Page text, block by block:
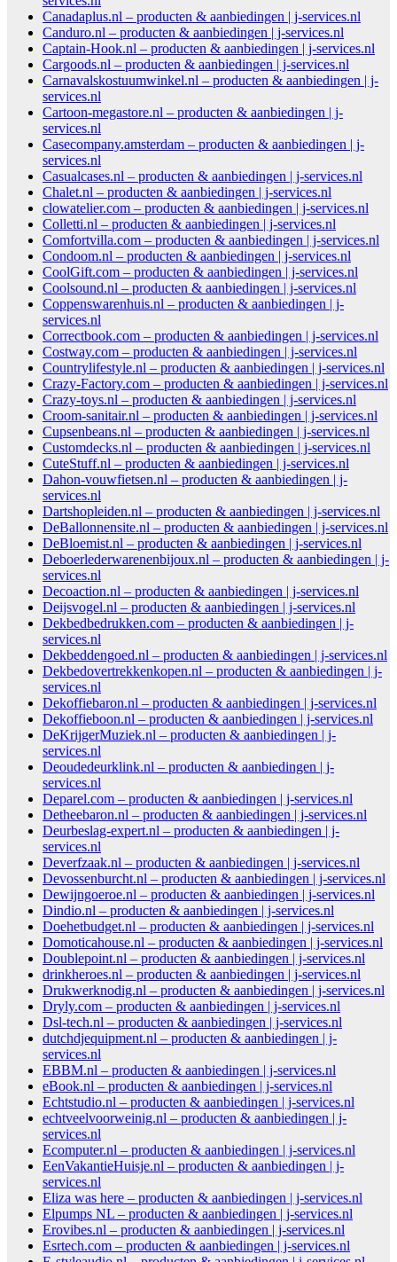
Canadaplus.nl – producten & aanbiedingen | j-services.nl
Canduro.nl – producten & aanbiedingen | j-services.nl
Captain-Hook.nl – producten & aanbiedingen | j-services.nl
Cargoods.nl – producten & aanbiedingen | j-services.nl
Carnavalskostuumwinkel.nl – producten & aanbiedingen | j-
services.nl
Cartoon-megastore.nl – producten & aanbiedingen | j-
services.nl
Casecompany.amsterdam – producten & aanbiedingen | j-
services.nl
Casualcases.nl – producten & aanbiedingen | j-services.nl
Chalet.nl – producten & aanbiedingen | j-services.nl
clowatelier.com – producten & aanbiedingen | j-services.nl
Colletti.nl – producten & aanbiedingen | j-services.nl
Comfortvilla.com – producten & aanbiedingen | j-services.nl
Condoom.nl – producten & aanbiedingen | j-services.nl
CoolGift.com – producten & aanbiedingen | j-services.nl
Coolsound.nl – producten & aanbiedingen | j-services.nl
Coppenswarenhuis.nl – producten & aanbiedingen | j-
services.nl
Correctbook.com – producten & aanbiedingen | j-services.nl
Costway.com – producten & aanbiedingen | j-services.nl
Countrylifestyle.nl – producten & aanbiedingen | j-services.nl
Crazy-Factory.com – producten & aanbiedingen | j-services.nl
Crazy-toys.nl – producten & aanbiedingen | j-services.nl
Croom-sanitair.nl – producten & aanbiedingen | j-services.nl
Cupsenbeans.nl – producten & aanbiedingen | j-services.nl
Customdecks.nl – producten & aanbiedingen | j-services.nl
CuteStuff.nl – producten & aanbiedingen | j-services.nl
Dahon-vouwfietsen.nl – producten & aanbiedingen | j-
services.nl
Dartshopleiden.nl – producten & aanbiedingen | j-services.nl
DeBallonnensite.nl – producten & aanbiedingen | j-services.nl
DeBloemist.nl – producten & aanbiedingen | j-services.nl
Deboerlederwarenenbijoux.nl – producten & aanbiedingen | j-
services.nl
Decoaction.nl – producten & aanbiedingen | j-services.nl
Deijsvogel.nl – producten & aanbiedingen | j-services.nl
Dekbedbedrukken.com – producten & aanbiedingen | j-
services.nl
Dekbeddengoed.nl – producten & aanbiedingen | j-services.nl
Dekbedovertrekkenkopen.nl – producten & aanbiedingen | j-
services.nl
Dekoffiebaron.nl – producten & aanbiedingen | j-services.nl
Dekoffieboon.nl – producten & aanbiedingen | j-services.nl
DeKrijgerMuziek.nl – producten & aanbiedingen | j-
services.nl
Deoudedeurklink.nl – producten & aanbiedingen | j-
services.nl
Deparel.com – producten & aanbiedingen | j-services.nl
Detheebaron.nl – producten & aanbiedingen | j-services.nl
Deurbeslag-expert.nl – producten & aanbiedingen | j-
services.nl
Deverfzaak.nl – producten & aanbiedingen | j-services.nl
Devossenburcht.nl – producten & aanbiedingen | j-services.nl
Dewijngoeroe.nl – producten & aanbiedingen | j-services.nl
Dindio.nl – producten & aanbiedingen | j-services.nl
Doehetbudget.nl – producten & aanbiedingen | j-services.nl
Domoticahouse.nl – producten & aanbiedingen | j-services.nl
Doublepoint.nl – producten & aanbiedingen | j-services.nl
drinkheroes.nl – producten & aanbiedingen | j-services.nl
Drukwerknodig.nl – producten & aanbiedingen | j-services.nl
Dryly.com – producten & aanbiedingen | j-services.nl
Dsl-tech.nl – producten & aanbiedingen | j-services.nl
dutchdjequipment.nl – producten & aanbiedingen | j-
services.nl
EBBM.nl – producten & aanbiedingen | j-services.nl
eBook.nl – producten & aanbiedingen | j-services.nl
Echtstudio.nl – producten & aanbiedingen | j-services.nl
echtveelvoorweinig.nl – producten & aanbiedingen | j-
services.nl
Ecomputer.nl – producten & aanbiedingen | j-services.nl
EenVakantieHuisje.nl – producten & aanbiedingen | j-
services.nl
Eliza was here – producten & aanbiedingen | j-services.nl
Elpumps NL – producten & aanbiedingen | j-services.nl
Erovibes.nl – producten & aanbiedingen | j-services.nl
Esrtech.com – producten & aanbiedingen | j-services.nl